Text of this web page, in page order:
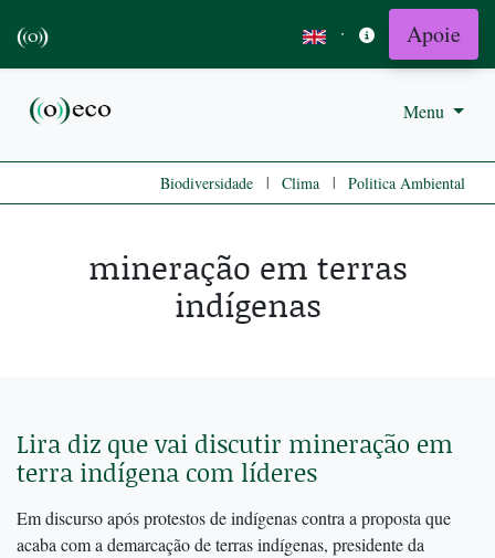
· Apoie
Menu
Biodiversidade | Clima | Politica Ambiental
mineração em terras
indígenas
Lira diz que vai discutir mineração em
terra indígena com líderes
Em discurso após protestos de indígenas contra a proposta que
acaba com a demarcação de terras indígenas, presidente da